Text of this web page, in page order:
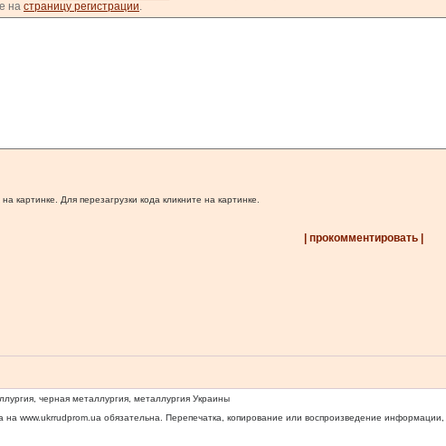
на страницу регистрации.
картинке. Для перезагрузки кода кликните на картинке.
| прокомментировать |
черная металлургия, металлургия Украины
на www.ukrrudprom.ua обязательна. Перепечатка, копирование или воспроизведение